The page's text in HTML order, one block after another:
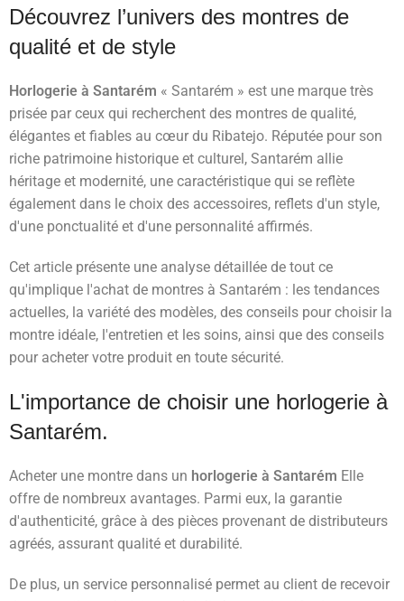
Découvrez l’univers des montres de
qualité et de style
Horlogerie à Santarém « Santarém » est une marque très
prisée par ceux qui recherchent des montres de qualité,
élégantes et fiables au cœur du Ribatejo. Réputée pour son
riche patrimoine historique et culturel, Santarém allie
héritage et modernité, une caractéristique qui se reflète
également dans le choix des accessoires, reflets d'un style,
d'une ponctualité et d'une personnalité affirmés.
Cet article présente une analyse détaillée de tout ce
qu'implique l'achat de montres à Santarém : les tendances
actuelles, la variété des modèles, des conseils pour choisir la
montre idéale, l'entretien et les soins, ainsi que des conseils
pour acheter votre produit en toute sécurité.
L'importance de choisir une horlogerie à
Santarém.
Acheter une montre dans un horlogerie à Santarém Elle
offre de nombreux avantages. Parmi eux, la garantie
d'authenticité, grâce à des pièces provenant de distributeurs
agréés, assurant qualité et durabilité.
De plus, un service personnalisé permet au client de recevoir